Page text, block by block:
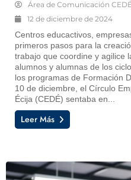
Área de Comunicación CEDÉ
12 de diciembre de 2024
Centros educactivos,
primeros pasos para la
trabajo que coordine y agilice
alumnos y alumnas de los
los programas de Formación
10 de diciembre, el Círculo
Écija (CEDÉ) sentaba en...
Leer Más